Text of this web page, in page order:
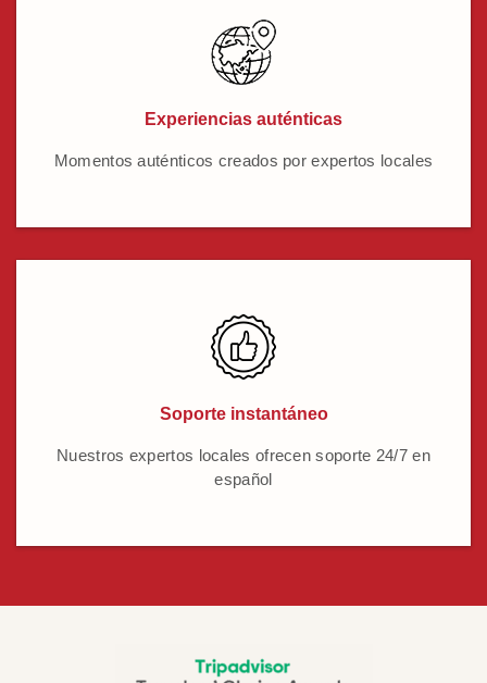
Experiencias auténticas
Momentos auténticos creados por expertos locales
Soporte instantáneo
Nuestros expertos locales ofrecen soporte 24/7 en
español